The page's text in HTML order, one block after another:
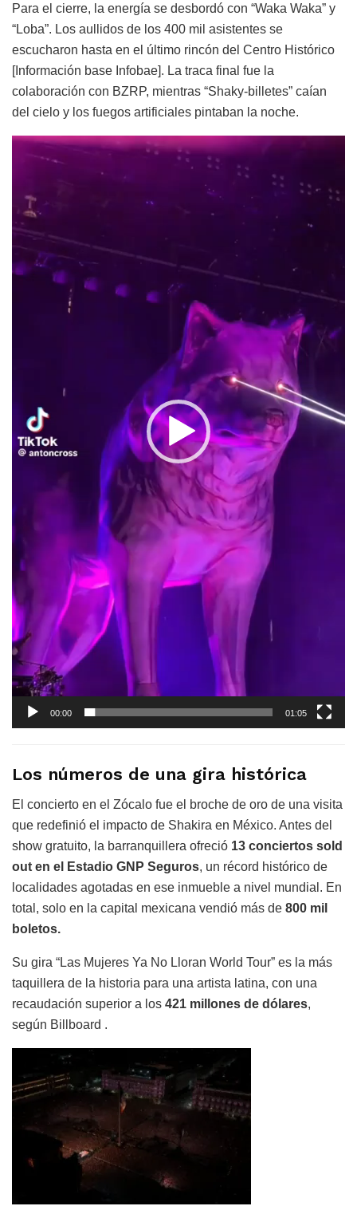
Para el cierre, la energía se desbordó con “Waka Waka” y
“Loba”. Los aullidos de los 400 mil asistentes se
escucharon hasta en el último rincón del Centro Histórico
[Información base Infobae]. La traca final fue la
colaboración con BZRP, mientras “Shaky-billetes” caían
del cielo y los fuegos artificiales pintaban la noche.
Reproductor
00:00 01:05
Los números de una gira histórica
El concierto en el Zócalo fue el broche de oro de una visita
que redefinió el impacto de Shakira en México. Antes del
show gratuito, la barranquillera ofreció 13 conciertos sold
out en el Estadio GNP Seguros, un récord histórico de
localidades agotadas en ese inmueble a nivel mundial. En
total, solo en la capital mexicana vendió más de 800 mil
boletos.
Su gira “Las Mujeres Ya No Lloran World Tour” es la más
taquillera de la historia para una artista latina, con una
recaudación superior a los 421 millones de dólares,
según Billboard .